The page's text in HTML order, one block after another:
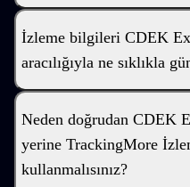
İzleme bilgileri CDEK
aracılığıyla ne sıklıkla
Neden doğrudan CDEK
yerine TrackingMore
kullanmalısınız?